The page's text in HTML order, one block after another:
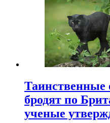
бродят по
ученые